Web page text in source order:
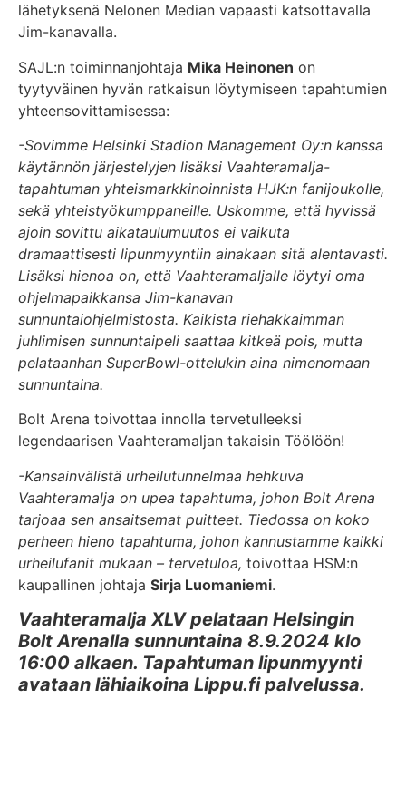
lähetyksenä Nelonen Median vapaasti katsottavalla
Jim-kanavalla.
SAJL:n toiminnanjohtaja Mika Heinonen on
tyytyväinen hyvän ratkaisun löytymiseen tapahtumien
yhteensovittamisessa:
-Sovimme Helsinki Stadion Management Oy:n kanssa
käytännön järjestelyjen lisäksi Vaahteramalja-
tapahtuman yhteismarkkinoinnista HJK:n fanijoukolle,
sekä yhteistyökumppaneille. Uskomme, että hyvissä
ajoin sovittu aikataulumuutos ei vaikuta
dramaattisesti lipunmyyntiin ainakaan sitä alentavasti.
Lisäksi hienoa on, että Vaahteramaljalle löytyi oma
ohjelmapaikkansa Jim-kanavan
sunnuntaiohjelmistosta. Kaikista riehakkaimman
juhlimisen sunnuntaipeli saattaa kitkeä pois, mutta
pelataanhan SuperBowl-ottelukin aina nimenomaan
sunnuntaina.
Bolt Arena toivottaa innolla tervetulleeksi
legendaarisen Vaahteramaljan takaisin Töölöön!
-Kansainvälistä urheilutunnelmaa hehkuva
Vaahteramalja on upea tapahtuma, johon Bolt Arena
tarjoaa sen ansaitsemat puitteet. Tiedossa on koko
perheen hieno tapahtuma, johon kannustamme kaikki
urheilufanit mukaan – tervetuloa, toivottaa HSM:n
kaupallinen johtaja Sirja Luomaniemi.
Vaahteramalja XLV pelataan Helsingin
Bolt Arenalla sunnuntaina 8.9.2024 klo
16:00 alkaen. Tapahtuman lipunmyynti
avataan lähiaikoina Lippu.fi palvelussa.